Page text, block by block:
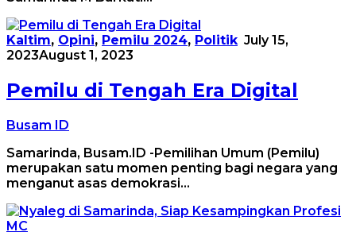
Kaltim, Opini, Pemilu 2024, Politik July 15,
2023August 1, 2023
Pemilu di Tengah Era Digital
Busam ID
Samarinda, Busam.ID -Pemilihan Umum (Pemilu)
merupakan satu momen penting bagi negara yang
menganut asas demokrasi…